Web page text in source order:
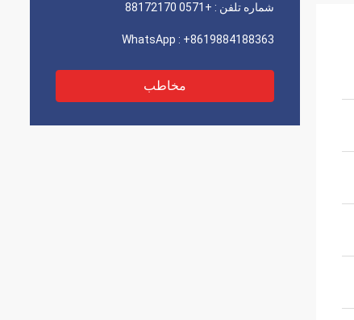
شماره تلفن : +0571 88172170
WhatsApp : +8619884188363
مخاطب